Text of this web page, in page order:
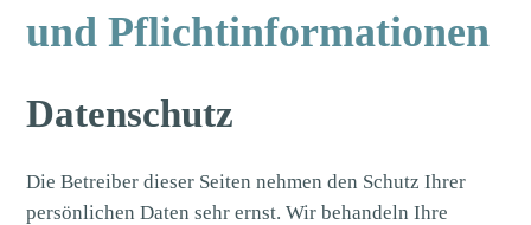
und Pflicht­informationen
Datenschutz
Die Betreiber dieser Seiten nehmen den Schutz Ihrer
persönlichen Daten sehr ernst. Wir behandeln Ihre